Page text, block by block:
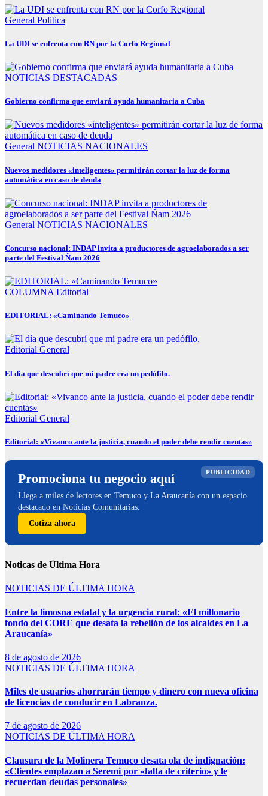
General Politica
La UDI se enfrenta con RN por la Corfo Regional
NOTICIAS DESTACADAS
Gobierno confirma que enviará ayuda humanitaria a Cuba
General NOTICIAS NACIONALES
Nuevos medidores «inteligentes» permitirán cortar la luz de forma
automática en caso de deuda
General NOTICIAS NACIONALES
Concurso nacional: INDAP invita a productores de agroelaborados a ser
parte del Festival Ñam 2026
COLUMNA Editorial
EDITORIAL: «Caminando Temuco»
Editorial General
El día que descubrí que mi padre era un pedófilo.
Editorial General
Editorial: «Vivanco ante la justicia, cuando el poder debe rendir cuentas»
PUBLICIDAD
Promociona tu negocio aquí
Llega a miles de lectores en Temuco y La Araucanía con un espacio
destacado en Noticias Comunitarias.
Cotiza ahora
Noticas de Última Hora
NOTICIAS DE ÚLTIMA HORA
Entre la limosna estatal y la urgencia rural: «El millonario
fondo del CORE que desata la rebelión de los alcaldes en La
Araucanía»
8 de agosto de 2026
NOTICIAS DE ÚLTIMA HORA
Miles de usuarios ahorrarán tiempo y dinero con nueva oficina
de licencias de conducir en Labranza.
7 de agosto de 2026
NOTICIAS DE ÚLTIMA HORA
Clausura de la Molinera Temuco desata ola de indignación:
«Clientes emplazan a Seremi por «falta de criterio» y le
recuerdan deudas personales»